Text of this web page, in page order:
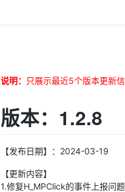
说明： 只展示最近5个版本更新
版本：1.2.8
【发布日期】：2024-03-19
【更新内容】
1.修复H_MPClick的事件上报问题